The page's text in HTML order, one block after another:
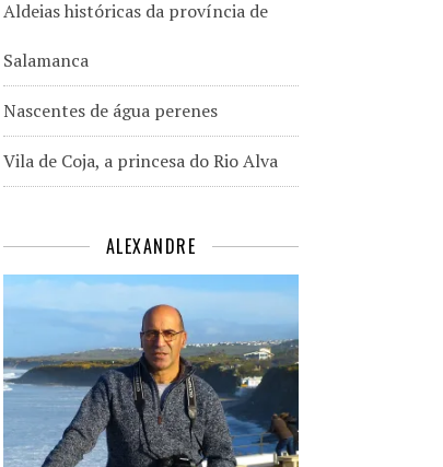
Aldeias históricas da província de
Salamanca
Nascentes de água perenes
Vila de Coja, a princesa do Rio Alva
ALEXANDRE